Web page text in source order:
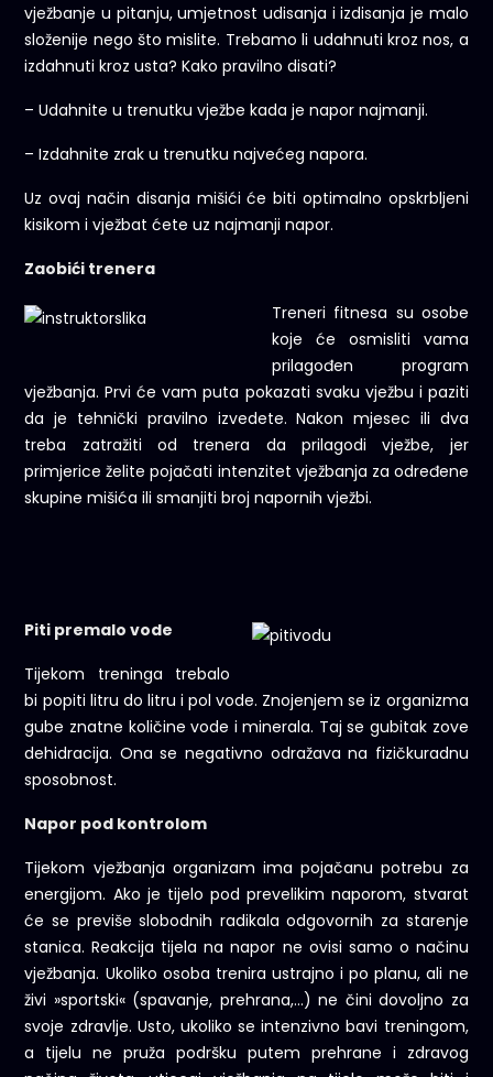
vježbanje u pitanju, umjetnost udisanja i izdisanja je malo
složenije nego što mislite. Trebamo li udahnuti kroz nos, a
izdahnuti kroz usta? Kako pravilno disati?
– Udahnite u trenutku vježbe kada je napor najmanji.
– Izdahnite zrak u trenutku najvećeg napora.
Uz ovaj način disanja mišići će biti optimalno opskrbljeni
kisikom i vježbat ćete uz najmanji napor.
Zaobići trenera
Treneri fitnesa su osobe
koje će osmisliti vama
prilagođen program
vježbanja. Prvi će vam puta pokazati svaku vježbu i paziti
da je tehnički pravilno izvedete. Nakon mjesec ili dva
treba zatražiti od trenera da prilagodi vježbe, jer
primjerice želite pojačati intenzitet vježbanja za određene
skupine mišića ili smanjiti broj napornih vježbi.
Piti premalo vode
Tijekom treninga trebalo
bi popiti litru do litru i pol vode. Znojenjem se iz organizma
gube znatne količine vode i minerala. Taj se gubitak zove
dehidracija. Ona se negativno odražava na fizičkuradnu
sposobnost.
Napor pod kontrolom
Tijekom vježbanja organizam ima pojačanu potrebu za
energijom. Ako je tijelo pod prevelikim naporom, stvarat
će se previše slobodnih radikala odgovornih za starenje
stanica. Reakcija tijela na napor ne ovisi samo o načinu
vježbanja. Ukoliko osoba trenira ustrajno i po planu, ali ne
živi »sportski« (spavanje, prehrana,…) ne čini dovoljno za
svoje zdravlje. Usto, ukoliko se intenzivno bavi treningom,
a tijelu ne pruža podršku putem prehrane i zdravog